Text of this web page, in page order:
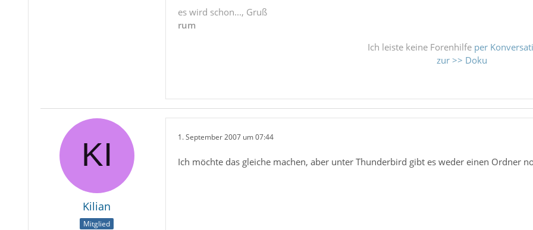
es wird schon..., Gruß
rum
Ich leiste keine Forenhilfe per
zur >> Doku
Kilian
Mitglied
1. September 2007 um 07:44
Ich möchte das gleiche machen, aber unter Thunderbird gibt es weder einen Ordner